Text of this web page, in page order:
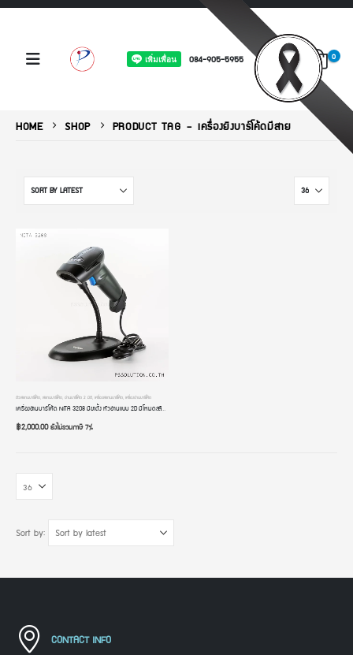
084-905-5955 0
HOME SHOP PRODUCT TAG -เครื่องยิงบาร์โค้ดมีสาย
ตัวสแกนบาร์โค้ด สแกนบาร์โค้ด อ่านบาร์โค้ด 2 มิติ เครื่องสแกนบาร์โค้ด เครื่องอ่านบาร์โค้ด
เครื่องอ่านบาร์โค้ด NITA 3208 มีขาตั้ง หัวอ่านแบบ 2D มีโหมดสลับภาษาอัตโนมัติ การเชื่อมต่อแบบสาย USB รับประกัน 2 ปี
฿2,000.00ยังไม่รวมภาษี 7%
Sort by:
CONTACT INFO